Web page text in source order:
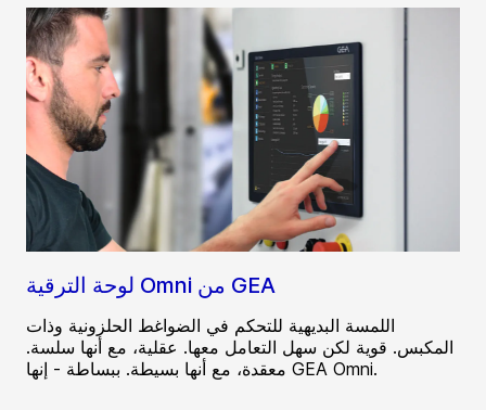
لوحة الترقية Omni من GEA
اللمسة البديهية للتحكم في الضواغط الحلزونية وذات
المكبس. قوية لكن سهل التعامل معها. عقلية، مع أنها سلسة.
معقدة، مع أنها بسيطة. ببساطة - إنها GEA Omni.